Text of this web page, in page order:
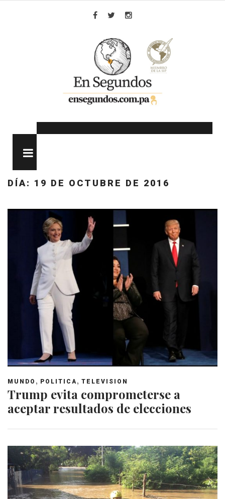
DÍA: 19 DE OCTUBRE DE 2016
MUNDO , POLITICA, TELEVISION
Trump evita comprometerse a
aceptar resultados de elecciones